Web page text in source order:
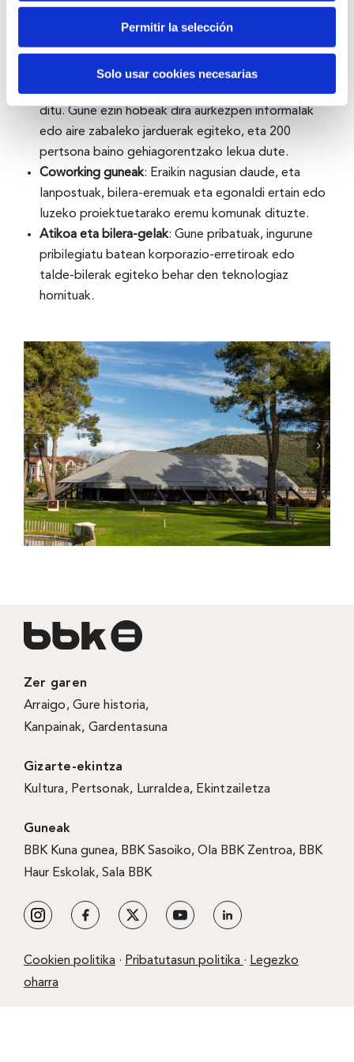
Permitir la selección
Solo usar cookies necesarias
geodesikoa, 360º-ko ikus-entzunezko murgiltze-
esperientzia eta bibrazio-sistemak eskaintzen
dituena. 50 lagunentzako lekua du.
Kanpoaldeak: Anfiteatro natural bat eta Urdaibaiko
itsasadarrarekin komunikatutako berdegune zabalak
ditu. Gune ezin hobeak dira aurkezpen informalak
edo aire zabaleko jarduerak egiteko, eta 200
pertsona baino gehiagorentzako lekua dute.
Coworking guneak: Eraikin nagusian daude, eta
lanpostuak, bilera-eremuak eta egonaldi ertain edo
luzeko proiektuetarako eremu komunak dituzte.
Atikoa eta bilera-gelak: Gune pribatuak, ingurune
pribilegiatu batean korporazio-erretiroak edo
talde-bilerak egiteko behar den teknologiaz
hornituak.
Zer garen
Arraigo,Gure historia,
Kanpainak, Gardentasuna
Gizarte-ekintza
Kultura, Pertsonak, Lurraldea, Ekintzailetza
Guneak
BBK Kuna gunea, BBK Sasoiko, Ola BBK Zentroa, BBK
Haur Eskolak, Sala BBK
Cookien politika· Pribatutasun politika · Legezko
oharra